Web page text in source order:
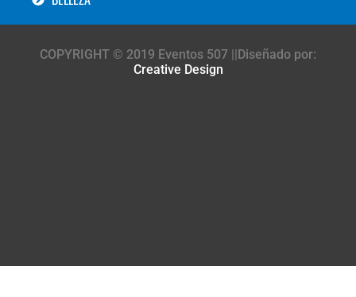
COPYRIGHT © 2019 Eventos 507 ||Diseñado por:
Creative Design